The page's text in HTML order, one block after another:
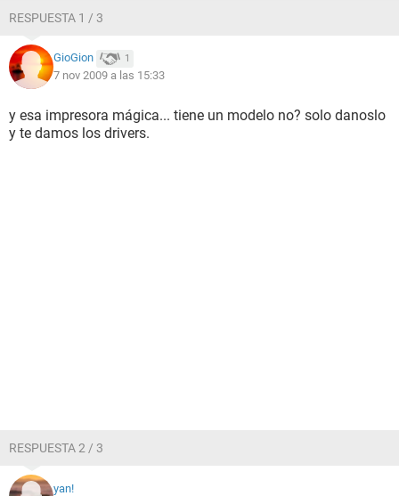
RESPUESTA 1 / 3
GioGion 1
7 nov 2009 a las 15:33
y esa impresora mágica... tiene un modelo no? solo danoslo
y te damos los drivers.
RESPUESTA 2 / 3
yan!